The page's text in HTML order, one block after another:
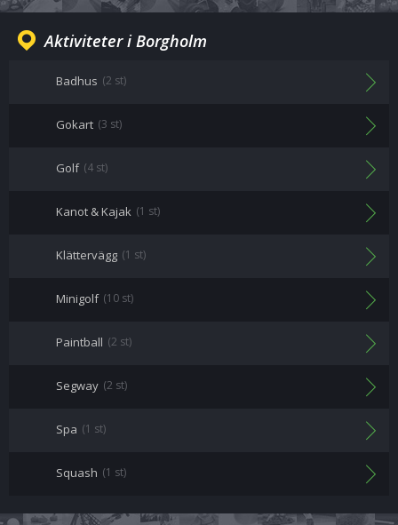
Aktiviteter i Borgholm
Badhus (2 st)
Gokart (3 st)
Golf (4 st)
Kanot & Kajak (1 st)
Klättervägg (1 st)
Minigolf (10 st)
Paintball (2 st)
Segway (2 st)
Spa (1 st)
Squash (1 st)